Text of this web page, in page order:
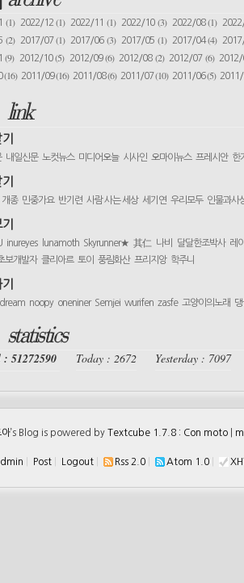
(1) 2022/12(1) 2022/11(1) 2022/10 (3) 2022/08(1)
(2) 2017/07(1) 2017/06(3) 2017/05 (1) 2017/04(4)
(9) 2012/10(5) 2012/09(6) 2012/08 (2) 2012/07 (6)
(16) 2011/09(16) 2011/08(6) 2011/07(10) 2011/06(5)
link
내일신문 노컷뉴스 미디어오늘 시사인 오마이뉴스 프레시안 한
개종 민중가요 반기련 사람 사는 세상 세기연 우리모두 인물과사
inureyes lunamoth Skyrunner★ 其仁 나비 달달한조박사 레
보개발자 클리아르 토이 풍림화산 프리지앙 학주니
noopy oneniner Semjei wurifen zasfe 고양이의노래
statistics
: 51272590 Today : 2672 Yesterday : 7097
아’s Blog is powered by Textcube 1.7.8 : Con moto
Post Logout Rss 2.0 Atom 1.0